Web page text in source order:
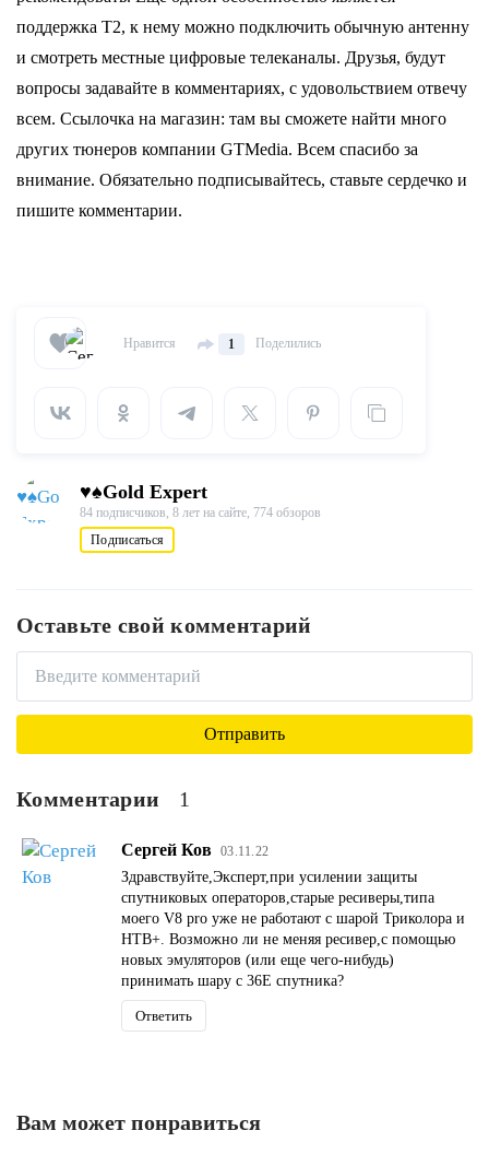
поддержка Т2, к нему можно подключить обычную антенну
и смотреть местные цифровые телеканалы. Друзья, будут
вопросы задавайте в комментариях, с удовольствием отвечу
всем. Ссылочка на магазин: там вы сможете найти много
других тюнеров компании GTMedia. Всем спасибо за
внимание. Обязательно подписывайтесь, ставьте сердечко и
пишите комментарии.
Нравится 1 Поделились
♥♠Gold Expert
84 подписчиков, 8 лет на сайте, 774 обзоров
Подписаться
Оставьте свой комментарий
Комментарии 1
Сергей Ков 03.11.22
Здравствуйте,Эксперт,при усилении защиты
спутниковых операторов,старые ресиверы,типа
моего V8 pro уже не работают с шарой Триколора и
НТВ+. Возможно ли не меняя ресивер,с помощью
новых эмуляторов (или еще чего-нибудь)
принимать шару с 36Е спутника?
Ответить
Вам может понравиться